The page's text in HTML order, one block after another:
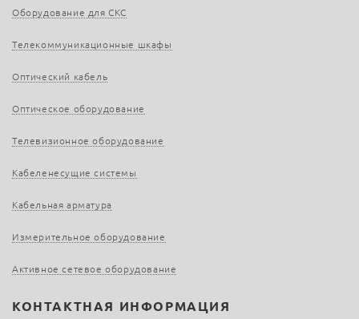
Оборудование для СКС
Телекоммуникационные шкафы
Оптический кабель
Оптическое оборудование
Телевизионное оборудование
Кабеленесущие системы
Кабельная арматура
Измерительное оборудование
Активное сетевое оборудование
КОНТАКТНАЯ ИНФОРМАЦИЯ